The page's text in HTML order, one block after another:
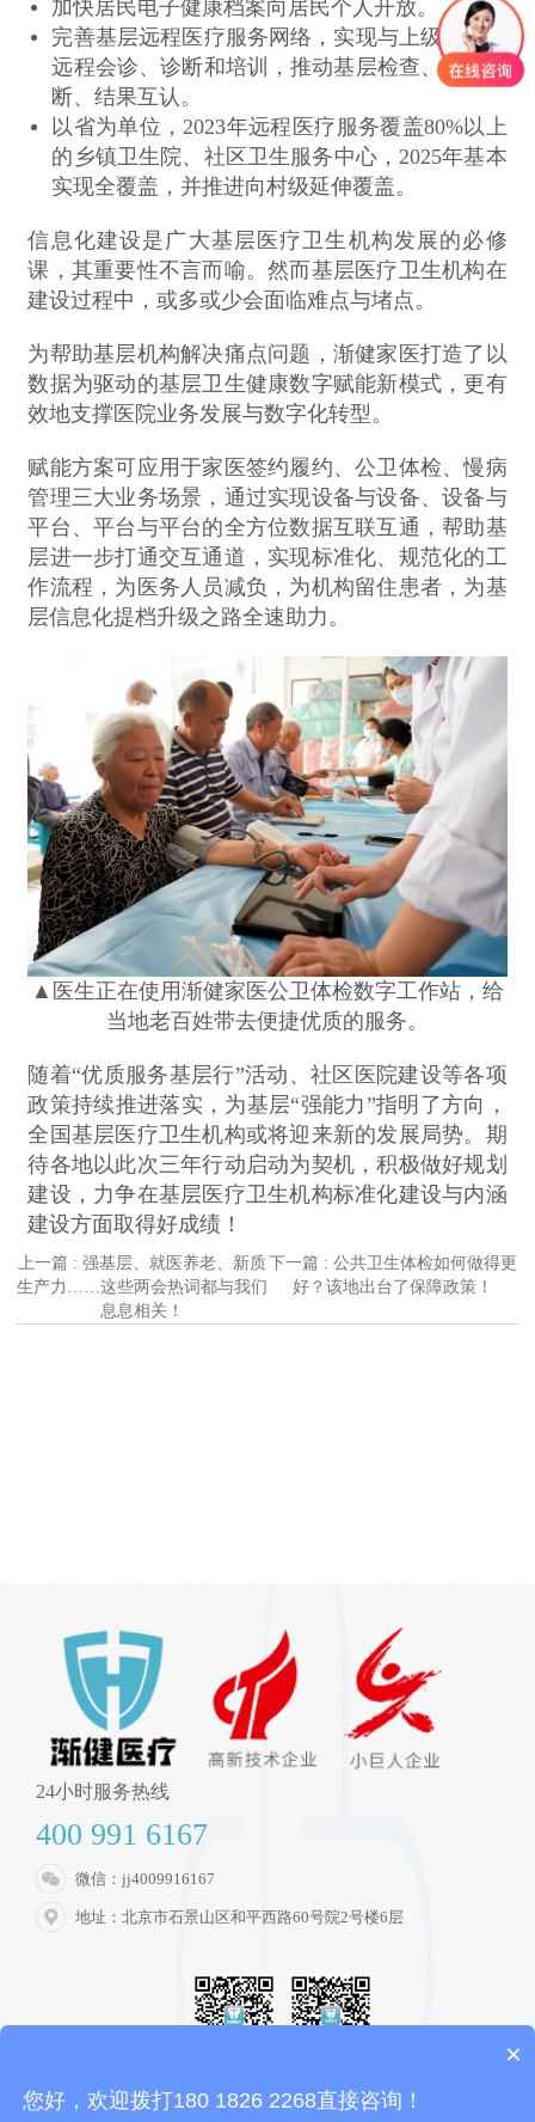
加快居民电子健康档案向居民个人开放。
完善基层远程医疗服务网络，实现与上级医院的
远程会诊、诊断和培训，推动基层检查、上级诊
断、结果互认。
以省为单位，2023年远程医疗服务覆盖80%以上
的乡镇卫生院、社区卫生服务中心，2025年基本
实现全覆盖，并推进向村级延伸覆盖。
信息化建设是广大基层医疗卫生机构发展的必修
课，其重要性不言而喻。然而基层医疗卫生机构在
建设过程中，或多或少会面临难点与堵点。
为帮助基层机构解决痛点问题，渐健家医打造了以
数据为驱动的基层卫生健康数字赋能新模式，更有
效地支撑医院业务发展与数字化转型。
赋能方案可应用于家医签约履约、公卫体检、慢病
管理三大业务场景，通过实现设备与设备、设备与
平台、平台与平台的全方位数据互联互通，帮助基
层进一步打通交互通道，实现标准化、规范化的工
作流程，为医务人员减负，为机构留住患者，为基
层信息化提档升级之路全速助力。
▲医生正在使用渐健家医公卫体检数字工作站，给
当地老百姓带去便捷优质的服务。
随着“优质服务基层行”活动、社区医院建设等各项
政策持续推进落实，为基层“强能力”指明了方向，
全国基层医疗卫生机构或将迎来新的发展局势。期
待各地以此次三年行动启动为契机，积极做好规划
建设，力争在基层医疗卫生机构标准化建设与内涵
建设方面取得好成绩！
上一篇 : 强基层、就医养老、新质
生产力……这些两会热词都与我们
息息相关！
下一篇 : 公共卫生体检如何做得更
好？该地出台了保障政策！
24小时服务热线
400 991 6167
微信：jj4009916167
地址：北京市石景山区和平西路60号院2号楼6层
客服微信 微信公众号
×
您好，欢迎拨打180 1826 2268直接咨询！